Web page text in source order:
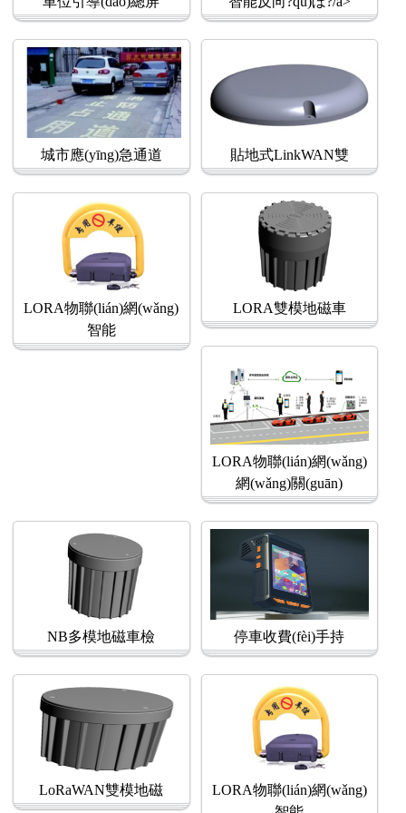
城市應(yīng)急通道 貼地式LinkWAN雙
LORA物聯(lián)網(wǎng)
智能
LORA雙模地磁車
LORA物聯(lián)網(wǎng)
網(wǎng)關(guān)
NB多模地磁車檢 停車收費(fèi)手持
LoRaWAN雙模地磁
LORA物聯(lián)網(wǎng)